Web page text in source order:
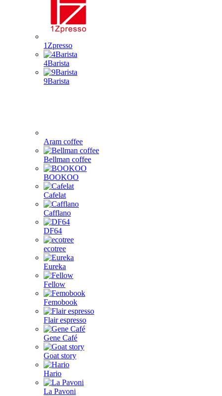
1Zpresso
4Barista
9Barista
Aram coffee
Bellman coffee
BOOKOO
Cafelat
Cafflano
DF64
ecotree
Eureka
Fellow
Femobook
Flair espresso
Gene Café
Goat story
Hario
La Pavoni